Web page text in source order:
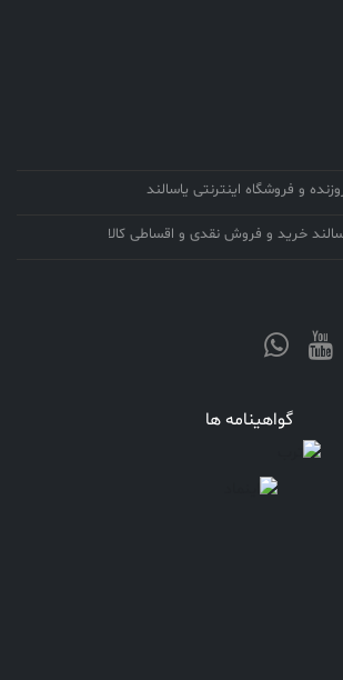
و فروشگاه اینترنتی یاسالند
خرید و فروش نقدی و اقساطی کالا
گواهینامه ها